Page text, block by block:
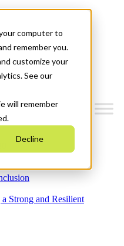
computer to
remember you.
customize your
See our
will remember
Decline
Strong and Resilient